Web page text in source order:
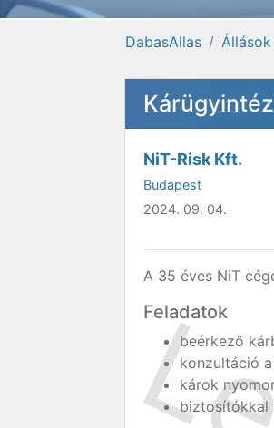
DabasAllas Állások
NiT-Risk Kft.
Budapest
2024. 09. 04.
A 35 éves NiT
Feladatok
beérkező
konzultáció
károk
biztosítókkal